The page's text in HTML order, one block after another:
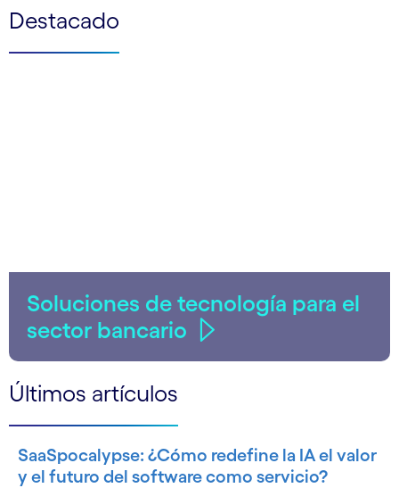
Destacado
Soluciones de tecnología para el
sector bancario
Últimos artículos
SaaSpocalypse: ¿Cómo redefine la IA el valor
y el futuro del software como servicio?